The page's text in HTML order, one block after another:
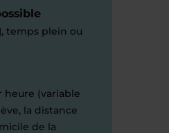
, temps plein ou
heure (variable
la distance
de la